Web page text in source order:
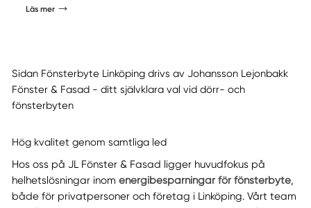
Läs mer
Sidan Fönsterbyte Linköping drivs av Johansson Lejonbakk
Fönster & Fasad - ditt självklara val vid dörr- och
fönsterbyten
Hög kvalitet genom samtliga led
Hos oss på JL Fönster & Fasad ligger huvudfokus på
helhetslösningar inom energibesparningar för fönsterbyte,
både för privatpersoner och företag i Linköping. Vårt team